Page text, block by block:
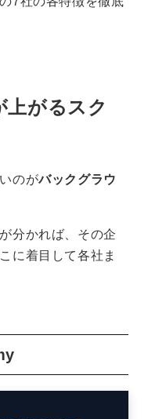
上がるスク
のがバックグラウ
分かれば、その企
に着目して各社ま